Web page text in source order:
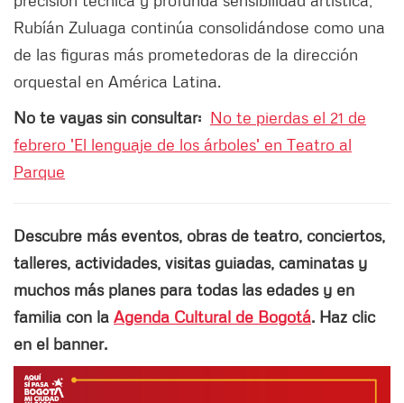
Rubíán Zuluaga continúa consolidándose como una
de las figuras más prometedoras de la dirección
orquestal en América Latina.
No te vayas sin consultar: No te pierdas el 21 de
febrero 'El lenguaje de los árboles' en Teatro al
Parque
Descubre más eventos, obras de teatro, conciertos,
talleres, actividades, visitas guiadas, caminatas y
muchos más planes para todas las edades y en
familia con la Agenda Cultural de Bogotá. Haz clic
en el banner.